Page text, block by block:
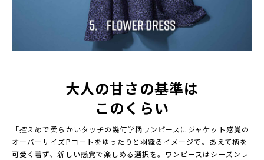
大人の甘さの基準は
このくらい
「控えめで柔らかいタッチの幾何学柄ワンピースにジャケット感覚の
オーバーサイズPコートをゆったりと羽織るイメージで。あえて柄を
可愛く着ず、新しい感覚で楽しめる選択を。ワンピースはシーズンレ